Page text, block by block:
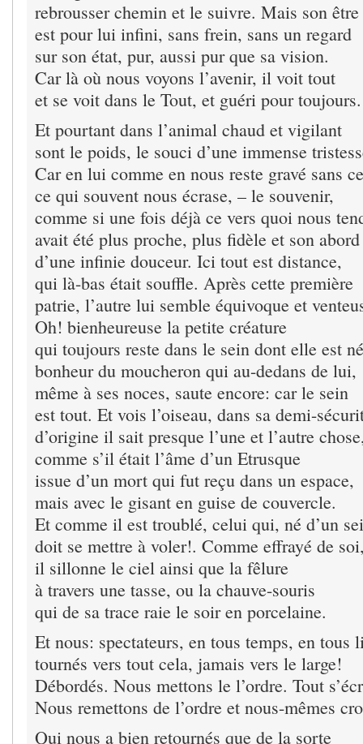
rebrousser chemin et le suivre. Mais son être
est pour lui infini, sans frein, sans un regard
sur son état, pur, aussi pur que sa vision.
Car là où nous voyons l’avenir, il voit tout
et se voit dans le Tout, et guéri pour toujours.
Et pourtant dans l’animal chaud et vigilant
sont le poids, le souci d’une immense
Car en lui comme en nous reste gravé sans
ce qui souvent nous écrase, – le souvenir,
comme si une fois déjà ce vers quoi nous
avait été plus proche, plus fidèle et son abord
d’une infinie douceur. Ici tout est distance,
qui là-bas était souffle. Après cette première
patrie, l’autre lui semble équivoque et
Oh! bienheureuse la petite créature
qui toujours reste dans le sein dont elle est
bonheur du moucheron qui au-dedans de lui,
même à ses noces, saute encore: car le sein
est tout. Et vois l’oiseau, dans sa demi-
d’origine il sait presque l’une et l’autre
comme s’il était l’âme d’un Etrusque
issue d’un mort qui fut reçu dans un espace,
mais avec le gisant en guise de couvercle.
Et comme il est troublé, celui qui, né d’un
doit se mettre à voler!. Comme effrayé de
il sillonne le ciel ainsi que la fêlure
à travers une tasse, ou la chauve-souris
qui de sa trace raie le soir en porcelaine.
Et nous: spectateurs, en tous temps, en tous
tournés vers tout cela, jamais vers le large!
Débordés. Nous mettons le l’ordre. Tout
Nous remettons de l’ordre et nous-mêmes
Qui nous a bien retournés que de la sorte